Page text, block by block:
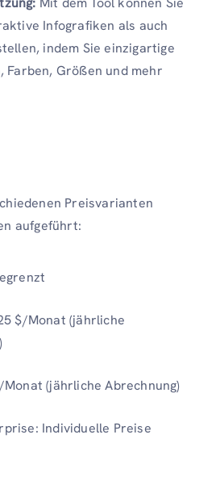
Infografiken als auch
indem Sie einzigartige
Farben, Größen und mehr
Preisvarianten
aufgeführt:
$/Monat (jährliche
(jährliche Abrechnung)
Individuelle Preise